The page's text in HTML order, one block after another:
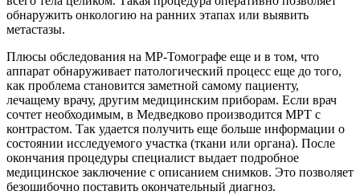
обнаружить онкологию на ранних этапах или выявить
метастазы.
Плюсы обследования на МР-Томографе еще и в том, что
аппарат обнаруживает патологический процесс еще до того,
как проблема становится заметной самому пациенту,
лечащему врачу, другим медицинским приборам. Если врач
сочтет необходимым, в Медведково производится МРТ с
контрастом. Так удается получить еще больше информации о
состоянии исследуемого участка (ткани или органа). После
окончания процедуры специалист выдает подробное
медицинское заключение с описанием снимков. Это позволяет
безошибочно поставить окончательный диагноз.